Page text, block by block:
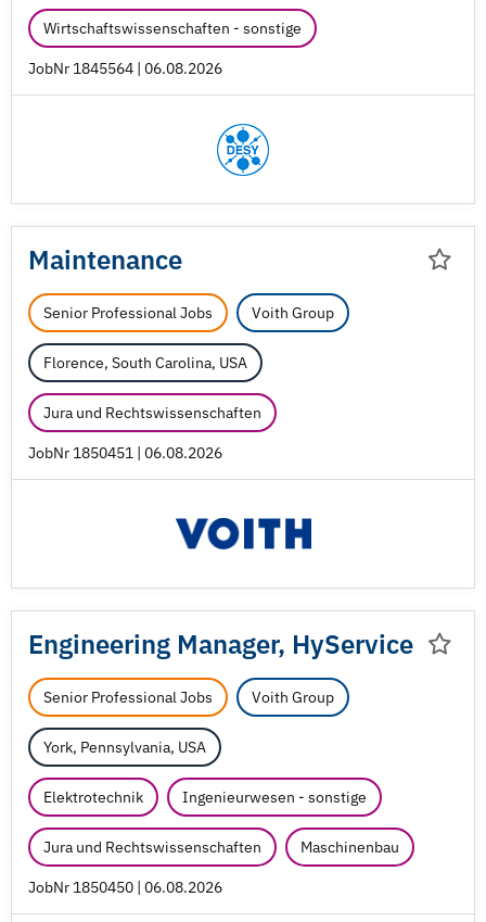
Wirtschaftswissenschaften - sonstige
JobNr 1845564 | 06.08.2026
Maintenance
Senior Professional Jobs Voith Group
Florence, South Carolina, USA
Jura und Rechtswissenschaften
JobNr 1850451 | 06.08.2026
Engineering Manager, HyService
Senior Professional Jobs Voith Group
York, Pennsylvania, USA
Elektrotechnik Ingenieurwesen - sonstige
Jura und Rechtswissenschaften Maschinenbau
JobNr 1850450 | 06.08.2026